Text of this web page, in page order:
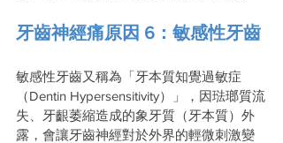
牙齒神經痛原因 6：敏感性牙齒
敏感性牙齒又稱為「牙本質知覺過敏症
（Dentin Hypersensitivity）」，因琺瑯質流
失、牙齦萎縮造成的象牙質（牙本質）外
露，會讓牙齒神經對於外界的輕微刺激變